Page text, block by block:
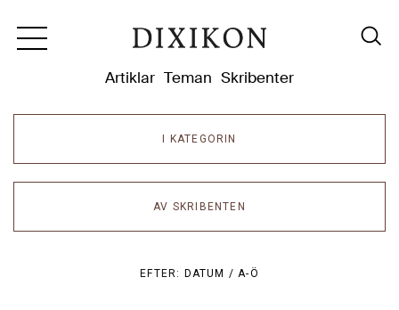
Artiklar Teman Skribenter
I KATEGORIN
AV SKRIBENTEN
EFTER: DATUM /A-Ö